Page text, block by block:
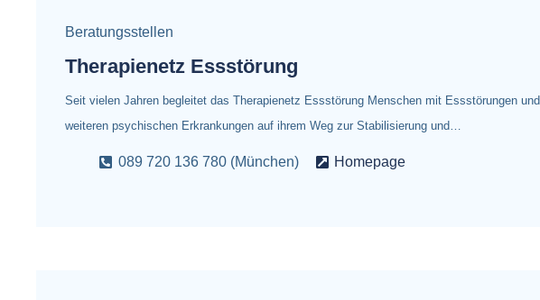
Beratungsstellen
Therapienetz Essstörung
Seit vielen Jahren begleitet das Therapienetz Essstörung Menschen mit Essstörungen und
weiteren psychischen Erkrankungen auf ihrem Weg zur Stabilisierung und…
089 720 136 780 (München) Homepage